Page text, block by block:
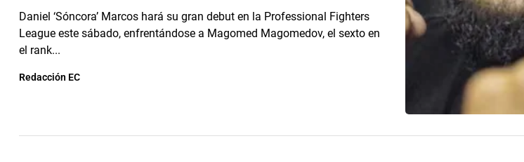
Daniel ‘Sóncora’ Marcos hará su gran debut en la Professional Fighters
League este sábado, enfrentándose a Magomed Magomedov, el sexto en
el rank...
Redacción EC